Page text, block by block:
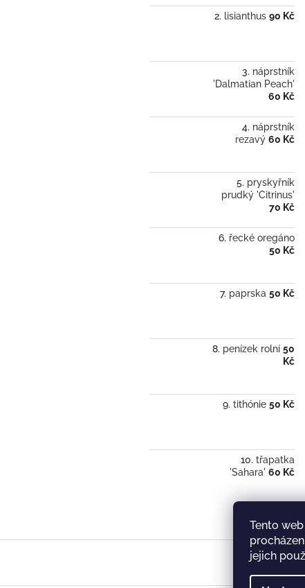
Tento
jejich
lisianthus 90 Kč
náprstník
'Dalmatian Peach'
60 Kč
náprstník
rezavý 60 Kč
pryskyřník
prudký 'Citrinus'
70 Kč
řecké oregáno
50 Kč
paprska 50 Kč
penízek rolní 50
Kč
tithónie 50 Kč
třapatka
'Sahara' 60 Kč